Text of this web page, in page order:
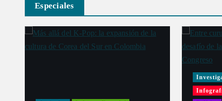
Especiales